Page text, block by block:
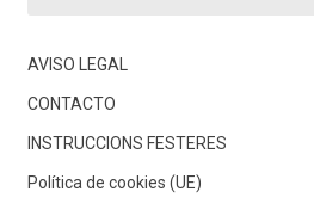
AVISO LEGAL
CONTACTO
INSTRUCCIONS FESTERES
Política de cookies (UE)